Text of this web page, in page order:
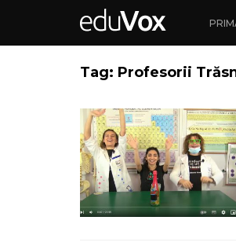
Tag: Profesorii